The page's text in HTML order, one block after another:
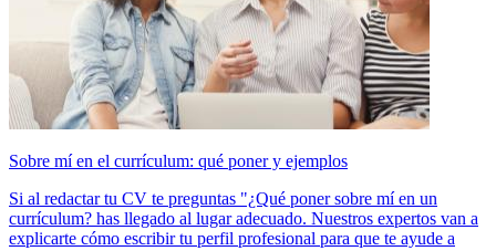
Sobre mí en el currículum: qué poner y ejemplos
Si al redactar tu CV te preguntas "¿Qué poner sobre mí en un
currículum? has llegado al lugar adecuado. Nuestros expertos van a
explicarte cómo escribir tu perfil profesional para que te ayude a